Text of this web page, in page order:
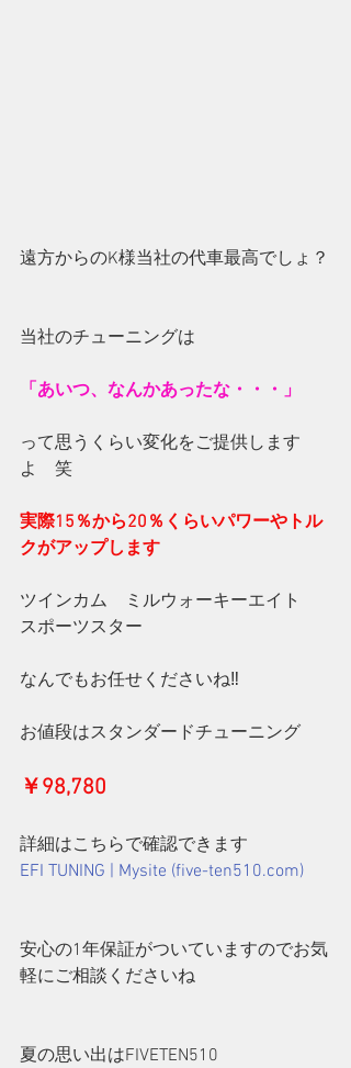
遠方からのK様当社の代車最高でしょ？
当社のチューニングは
「あいつ、なんかあったな・・・」
って思うくらい変化をご提供します
よ　笑
実際15％から20％くらいパワーやトル
クがアップします
ツインカム　ミルウォーキーエイト
スポーツスター
なんでもお任せくださいね‼
お値段はスタンダードチューニング
￥98,780
詳細はこちらで確認できます
EFI TUNING | Mysite (five-ten510.com)
安心の1年保証がついていますのでお気
軽にご相談くださいね
夏の思い出はFIVETEN510